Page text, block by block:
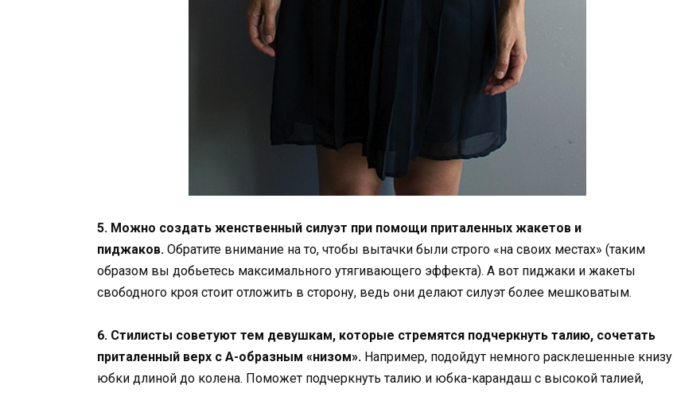
5. Можно создать женственный силуэт при помощи приталенных жакетов и
пиджаков. Обратите внимание на то, чтобы вытачки были строго «на своих местах» (таким
образом вы добьетесь максимального утягивающего эффекта). А вот пиджаки и жакеты
свободного кроя стоит отложить в сторону, ведь они делают силуэт более мешковатым.
6. Стилисты советуют тем девушкам, которые стремятся подчеркнуть талию, сочетать
приталенный верх с А-образным «низом». Например, подойдут немного расклешенные книзу
юбки длиной до колена. Поможет подчеркнуть талию и юбка-карандаш с высокой талией,